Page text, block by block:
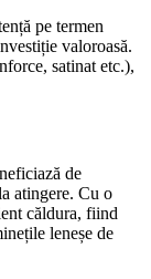
pe termen
valoroasă.
satinat etc.),
de
atingere. Cu o
căldura, fiind
leneșe de